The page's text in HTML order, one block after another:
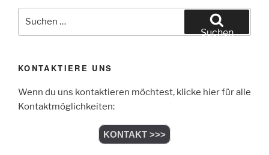
nach:
Suchen
KONTAKTIERE UNS
Wenn du uns kontaktieren möchtest, klicke hier für alle
Kontaktmöglichkeiten:
KONTAKT >>>